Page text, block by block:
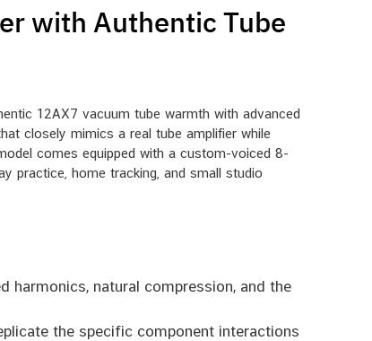
with Authentic Tube
12AX7 vacuum tube warmth with advanced
closely mimics a real tube amplifier while
comes equipped with a custom-voiced 8-
practice, home tracking, and small studio
harmonics, natural compression, and the
the specific component interactions